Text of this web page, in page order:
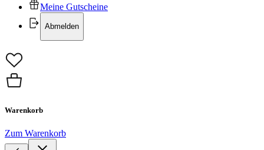
Meine Gutscheine
Abmelden
Warenkorb
Zum Warenkorb